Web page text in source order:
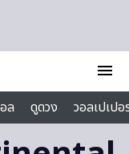
menu
ล ดูดวง
วอลเปเป